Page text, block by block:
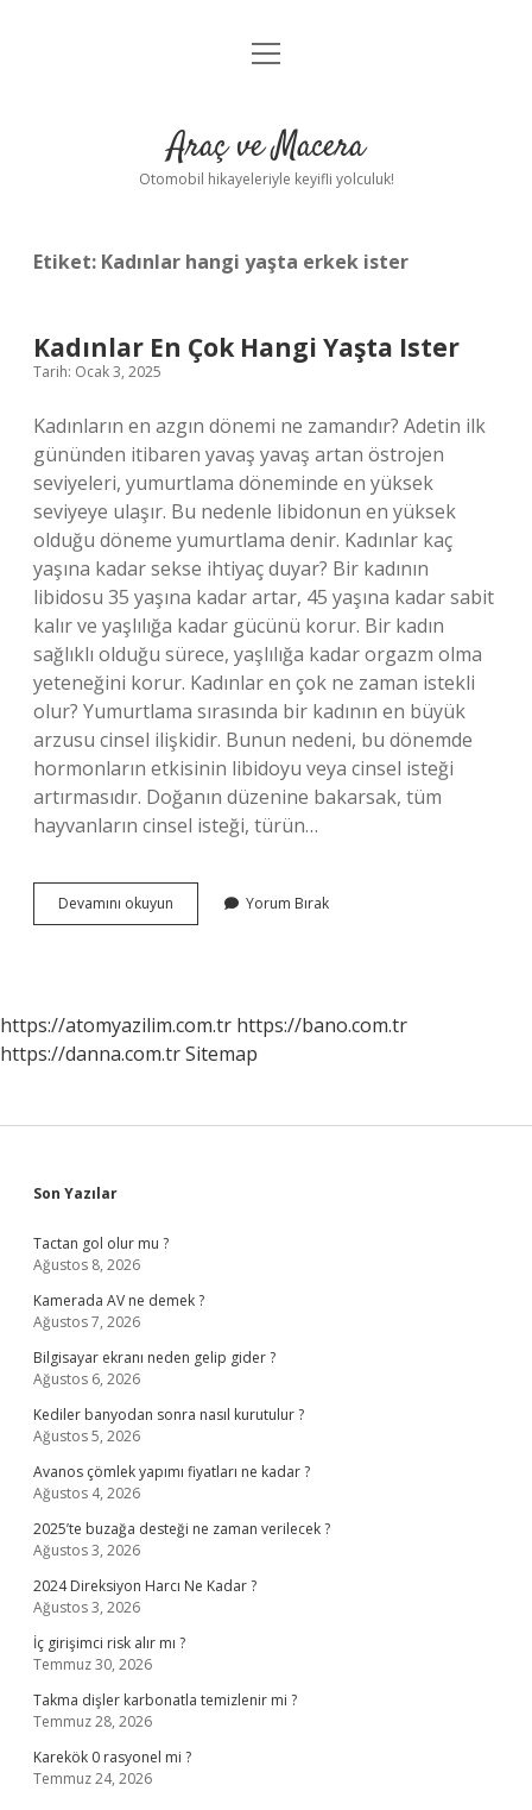
Anasayfa
Yasal Uyarı
menüyü
Araç ve Macera
Otomobil hikayeleriyle keyifli yolculuk!
Etiket: Kadınlar hangi yaşta erkek ister
Kadınlar En Çok Hangi Yaşta Ister
Tarih: Ocak 3, 2025
Kadınların en azgın dönemi ne zamandır? Adetin ilk
gününden itibaren yavaş yavaş artan östrojen
seviyeleri, yumurtlama döneminde en yüksek
seviyeye ulaşır. Bu nedenle libidonun en yüksek
olduğu döneme yumurtlama denir. Kadınlar kaç
yaşına kadar sekse ihtiyaç duyar? Bir kadının
libidosu 35 yaşına kadar artar, 45 yaşına kadar sabit
kalır ve yaşlılığa kadar gücünü korur. Bir kadın
sağlıklı olduğu sürece, yaşlılığa kadar orgazm olma
yeteneğini korur. Kadınlar en çok ne zaman istekli
olur? Yumurtlama sırasında bir kadının en büyük
arzusu cinsel ilişkidir. Bunun nedeni, bu dönemde
hormonların etkisinin libidoyu veya cinsel isteği
artırmasıdır. Doğanın düzenine bakarsak, tüm
hayvanların cinsel isteği, türün…
Devamını okuyun Kadınlar
En
Yorum Bırak
https://atomyazilim.com.tr https://bano.com.tr
https://danna.com.trSitemap
Sidebar
Son Yazılar
Tactan gol olur mu ?
Ağustos 8, 2026
Kamerada AV ne demek ?
Ağustos 7, 2026
Bilgisayar ekranı neden gelip gider ?
Ağustos 6, 2026
Kediler banyodan sonra nasıl kurutulur ?
Ağustos 5, 2026
Avanos çömlek yapımı fiyatları ne kadar ?
Ağustos 4, 2026
2025’te buzağa desteği ne zaman verilecek ?
Ağustos 3, 2026
2024 Direksiyon Harcı Ne Kadar ?
Ağustos 3, 2026
İç girişimci risk alır mı ?
Temmuz 30, 2026
Takma dişler karbonatla temizlenir mi ?
Temmuz 28, 2026
Karekök 0 rasyonel mi ?
Temmuz 24, 2026